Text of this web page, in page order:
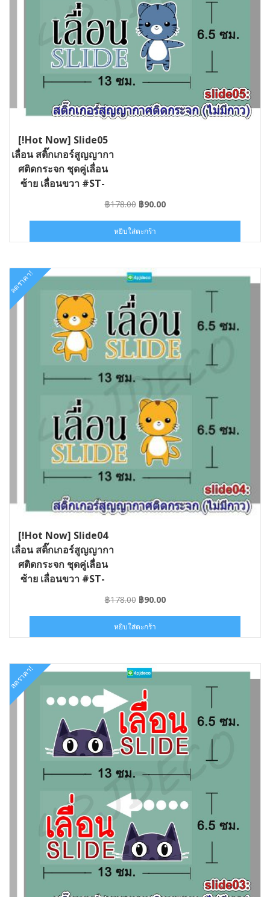
[!Hot Now] Slide05
เลื่อน สติ๊กเกอร์สูญญากา
ศติดกระจก ชุดคู่เลื่อน
ซ้าย เลื่อนขวา #ST-
฿178.00 Original
was:
฿178.00.
฿90.00Current
฿90.00.
หยิบใส่ตะกร้า
ลดราคา!
[!Hot Now] Slide04
เลื่อน สติ๊กเกอร์สูญญากา
ศติดกระจก ชุดคู่เลื่อน
ซ้าย เลื่อนขวา #ST-
฿178.00 Original
was:
฿178.00.
฿90.00Current
฿90.00.
หยิบใส่ตะกร้า
ลดราคา!